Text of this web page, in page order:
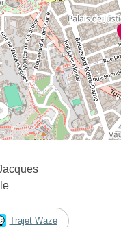
Trajet Waze